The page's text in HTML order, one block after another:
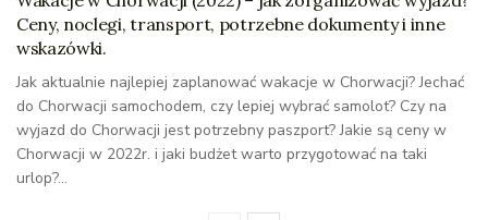
Ceny, noclegi, transport, potrzebne dokumenty i inne
wskazówki.
Jak aktualnie najlepiej zaplanować wakacje w Chorwacji? Jechać
do Chorwacji samochodem, czy lepiej wybrać samolot? Czy na
wyjazd do Chorwacji jest potrzebny paszport? Jakie są ceny w
Chorwacji w 2022r. i jaki budżet warto przygotować na taki
urlop?...